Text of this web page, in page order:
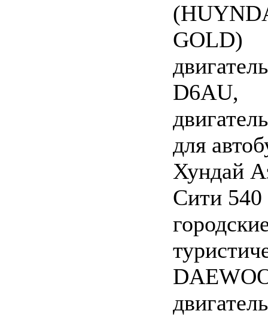
GOLD)
двигатель
D6AU,
для
Хундай
Сити 540
двигатель